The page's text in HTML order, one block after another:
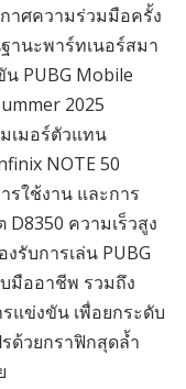
าศความร่วมมือครั้ง
านะพาร์ทเนอร์สมา
PUBG Mobile
2025
เมอร์ตัวแทน
NOTE 50
รใช้งาน และการ
ความเร็วสูง
รับการเล่น PUBG
มืออาชีพ รวมถึง
แข่งขัน เพื่อยกระดับ
ด้วยกราฟิกสุดล้ำ